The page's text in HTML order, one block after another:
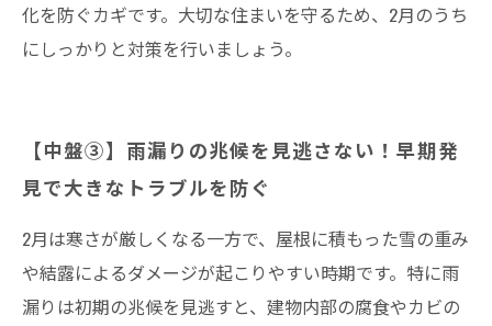
化を防ぐカギです。大切な住まいを守るため、2月のうち
にしっかりと対策を行いましょう。
【中盤③】雨漏りの兆候を見逃さない！早期発
見で大きなトラブルを防ぐ
2月は寒さが厳しくなる一方で、屋根に積もった雪の重み
や結露によるダメージが起こりやすい時期です。特に雨
漏りは初期の兆候を見逃すと、建物内部の腐食やカビの